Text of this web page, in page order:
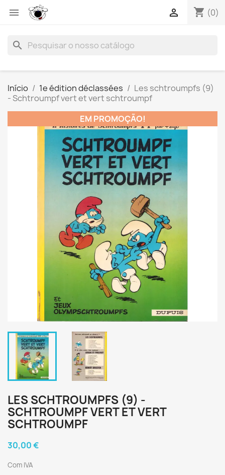
 shopping_cart (0)

search
Início 1e édition déclassées
Les schtroumpfs (9)
- Schtroumpf vert et vert schtroumpf
EM PROMOÇÃO!
LES SCHTROUMPFS (9) -
SCHTROUMPF VERT ET VERT
SCHTROUMPF
30,00 €
Com IVA